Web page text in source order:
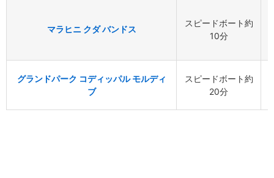
マラヒニ クダ バンドス
スピードボート約
10分
グランドパーク コディッパル モルディ
ブ
スピードボート約
20分